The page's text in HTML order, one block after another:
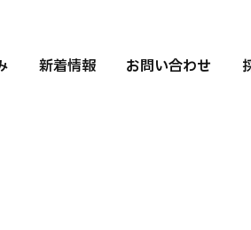
新着情報 お問い合わせ